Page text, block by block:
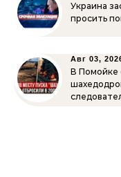
Украина
просить
Авг 03,
В Помойке